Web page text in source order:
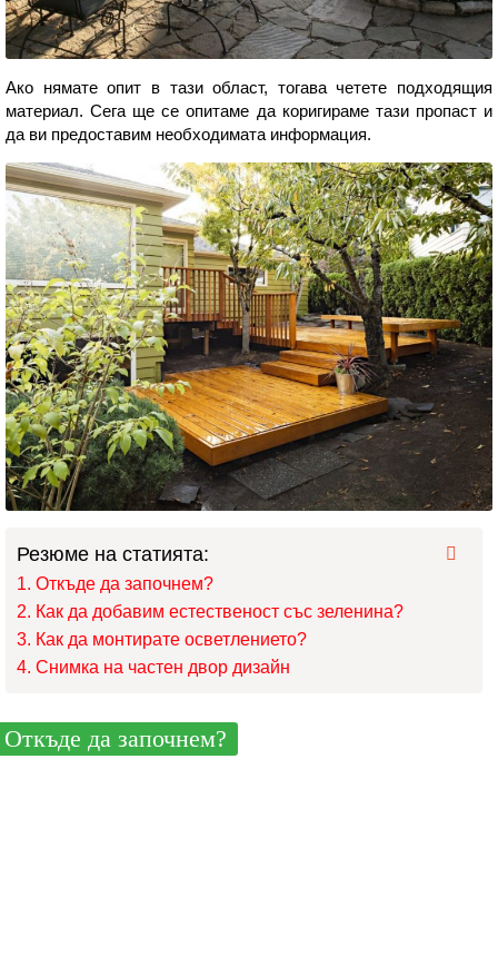
Ако нямате опит в тази област, тогава четете подходящия
материал. Сега ще се опитаме да коригираме тази пропаст и
да ви предоставим необходимата информация.
Резюме на статията:
Откъде да започнем?
Как да добавим естественост със зеленина?
Как да монтирате осветлението?
Снимка на частен двор дизайн
Откъде да започнем?